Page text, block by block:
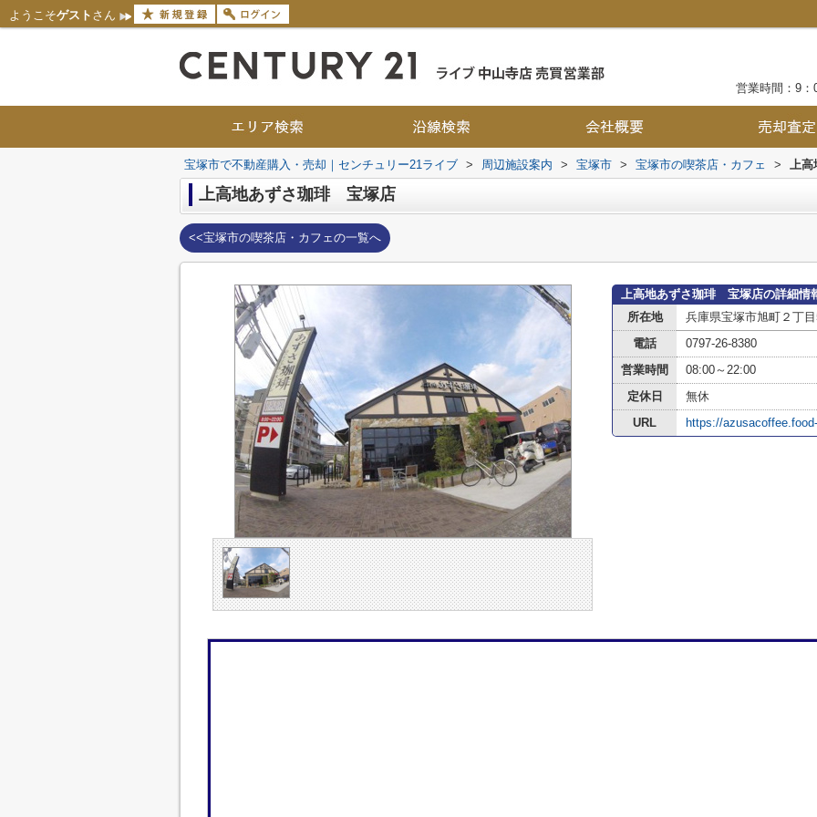
ようこそゲスト さん
営業時間：9：
宝塚市で不動産購入・売却｜センチュリー21ライブ > 周辺施設案内 > 宝塚市 > 宝塚市の喫茶店・カフェ > 上
上高地あずさ珈琲 宝塚店
<<宝塚市の喫茶店・カフェの一覧へ
上高地あずさ珈琲 宝塚店の詳細情
所在地
兵庫県宝塚市旭町２丁
電話
0797-26-8380
営業時間
08:00～22:00
定休日
無休
URL
https://